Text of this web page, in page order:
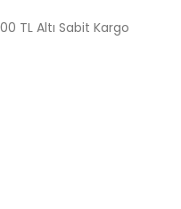
TL Altı Sabit Kargo